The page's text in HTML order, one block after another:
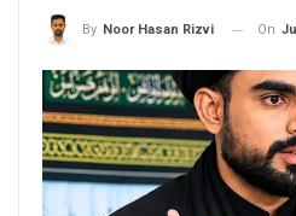
By Noor Hasan Rizvi On